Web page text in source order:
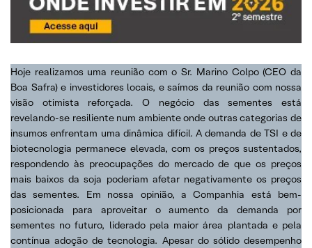
Hoje realizamos uma reunião com o Sr. Marino Colpo (CEO da
Boa Safra) e investidores locais, e saímos da reunião com nossa
visão otimista reforçada. O negócio das sementes está
revelando-se resiliente num ambiente onde outras categorias de
insumos enfrentam uma dinâmica difícil. A demanda de TSI e de
biotecnologia permanece elevada, com os preços sustentados,
respondendo às preocupações do mercado de que os preços
mais baixos da soja poderiam afetar negativamente os preços
das sementes. Em nossa opinião, a Companhia está bem-
posicionada para aproveitar o aumento da demanda por
sementes no futuro, liderado pela maior área plantada e pela
contínua adoção de tecnologia. Apesar do sólido desempenho